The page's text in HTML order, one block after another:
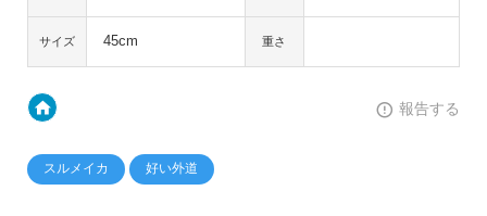
サイズ 45cm 重さ
報告する
スルメイカ 好い外道